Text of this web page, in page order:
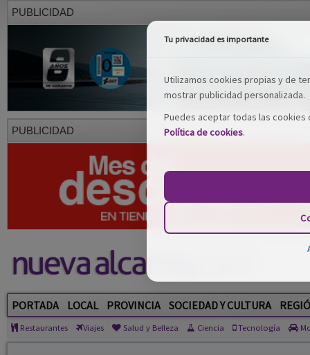
PUBLICIDAD
PUBLICIDAD
PORTADA LOCAL PROVINCIA SOCIEDAD Y CULTURA
Restaurantes Viajes Salud y Belleza Ciencia Tecnología
Tu privacidad es importante
Utilizamos cookies propias y de
mostrar publicidad personalizada.
Puedes aceptar todas las
Política de cookies.